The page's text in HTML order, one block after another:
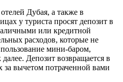
Дубая, а также в
у туриста просят депозит в
или кредитной
расходов, которые не
мини-баром,
Депозит возвращается в
за вычетом потраченной вами